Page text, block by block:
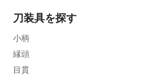
刀装具を探す
小柄
縁頭
目貫